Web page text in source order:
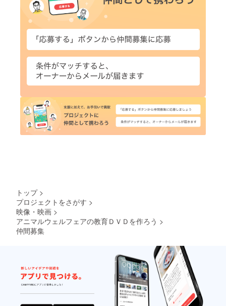
トップ >
プロジェクトをさがす >
映像・映画 >
アニマルウェルフェアの教育ＤＶＤを作ろう >
仲間募集